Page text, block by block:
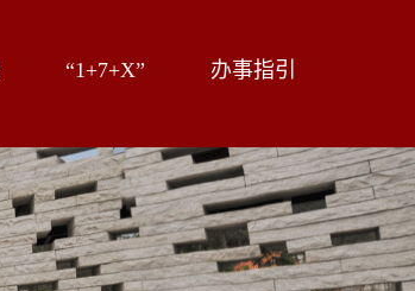
“1+7+X” 办事指引